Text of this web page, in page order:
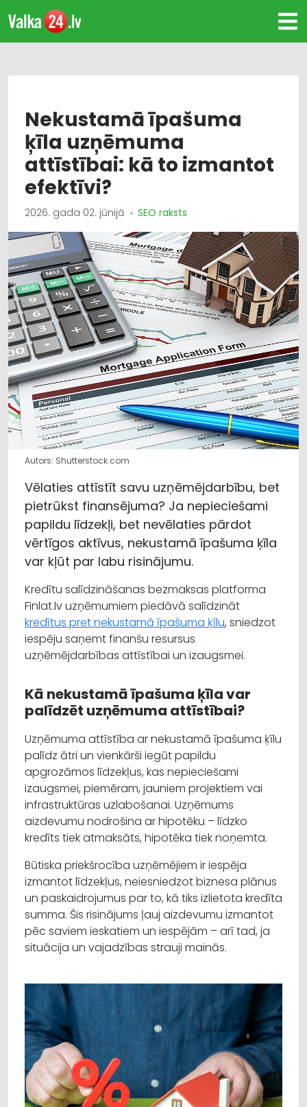
Nekustamā īpašuma
ķīla uzņēmuma
attīstībai: kā to izmantot
efektīvi?
2026. gada 02. jūnijā SEO raksts
Autors: Shutterstock.com
Vēlaties attīstīt savu uzņēmējdarbību, bet
pietrūkst finansējuma? Ja nepieciešami
papildu līdzekļi, bet nevēlaties pārdot
vērtīgos aktīvus, nekustamā īpašuma ķīla
var kļūt par labu risinājumu.
Kredītu salīdzināšanas bezmaksas platforma
Finlat.lv uzņēmumiem piedāvā salīdzināt
kredītus pret nekustamā īpašuma ķīlu, sniedzot
iespēju saņemt finanšu resursus
uzņēmējdarbības attīstībai un izaugsmei.
Kā nekustamā īpašuma ķīla var
palīdzēt uzņēmuma attīstībai?
Uzņēmuma attīstība ar nekustamā īpašuma ķīlu
palīdz ātri un vienkārši iegūt papildu
apgrozāmos līdzekļus, kas nepieciešami
izaugsmei, piemēram, jauniem projektiem vai
infrastruktūras uzlabošanai. Uzņēmums
aizdevumu nodrošina ar hipotēku – līdzko
kredīts tiek atmaksāts, hipotēka tiek noņemta.
Būtiska priekšrocība uzņēmējiem ir iespēja
izmantot līdzekļus, neiesniedzot biznesa plānus
un paskaidrojumus par to, kā tiks izlietota kredīta
summa. Šis risinājums ļauj aizdevumu izmantot
pēc saviem ieskatiem un iespējām – arī tad, ja
situācija un vajadzības strauji mainās.